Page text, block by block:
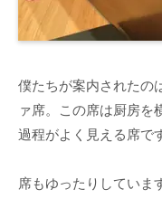
僕たちが案内されたの
ァ席。この席は厨房を
過程がよく見える席で
席もゆったりしていま